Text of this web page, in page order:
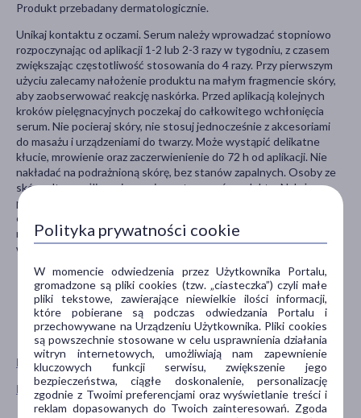
Pokaż wszystkie produkty BASICLAB
Pokaż wszystkie produkty linii Esteticus marki BasicLab
Produkt przebadany dermatologicznie.
Unikaj kontaktu z oczami. Serum należy wprowadzać stopniowo
rozpoczynając od aplikacji 1-2 lub 2-3 razy w tygodniu, z czasem
zwiększając częstotliwość stosowania do 4 razy. Przy pierwszym
użyciu zalecamy nałożenie produktu na małym fragmencie skóry,
aby zaobserwować reakcję naskórka. Przed aplikacją kolejnych
kroków pielęgnacyjnych poczekaj do całkowitego wchłonięcia
serum. Nie pocieraj skóry, nie stosuj jednocześnie z akcesoriami
do masażu i urządzeniami do twarzy. Może wystąpić delikatne
kłucie, mrowienie oraz zaczerwienienie do 72 h od aplikacji. Nie
nakładać na podrażnioną skórę, bez stanów zapalnych. Osoby ze
skórą ultrawrażliwą nie powinny stosować produktu. Należy
pamiętać o ochronie przeciwsłonecznej i unikania bezpośredniej
ekspozycji na słońce. W razie wystąpienia reakcji niepożądanych
natychmiast zaprzestać stosowania produktu. Nie należy używać
w czasie ciąży i podczas karmienia piersią.
Polityka prywatności cookie
W momencie odwiedzenia przez Użytkownika Portalu,
gromadzone są pliki cookies (tzw. „ciasteczka”) czyli małe
pliki tekstowe, zawierające niewielkie ilości informacji,
które pobierane są podczas odwiedzania Portalu i
przechowywane na Urządzeniu Użytkownika. Pliki cookies
są powszechnie stosowane w celu usprawnienia działania
witryn internetowych, umożliwiają nam zapewnienie
kluczowych funkcji serwisu, zwiększenie jego
bezpieczeństwa, ciągłe doskonalenie, personalizację
zgodnie z Twoimi preferencjami oraz wyświetlanie treści i
reklam dopasowanych do Twoich zainteresowań. Zgoda